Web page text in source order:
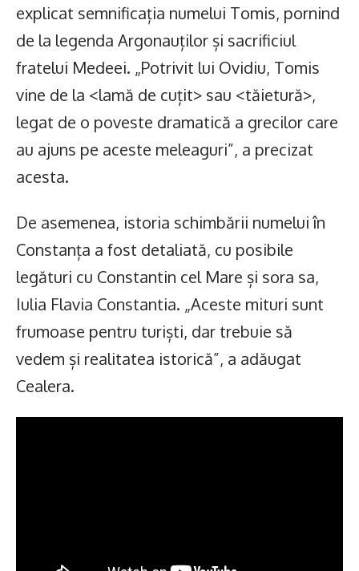
explicat semnificația numelui Tomis, pornind
de la legenda Argonauților și sacrificiul
fratelui Medeei. „Potrivit lui Ovidiu, Tomis
vine de la <lamă de cuțit> sau <tăietură>,
legat de o poveste dramatică a grecilor care
au ajuns pe aceste meleaguri”, a precizat
acesta.
De asemenea, istoria schimbării numelui în
Constanța a fost detaliată, cu posibile
legături cu Constantin cel Mare și sora sa,
Iulia Flavia Constantia. „Aceste mituri sunt
frumoase pentru turiști, dar trebuie să
vedem și realitatea istorică”, a adăugat
Cealera.